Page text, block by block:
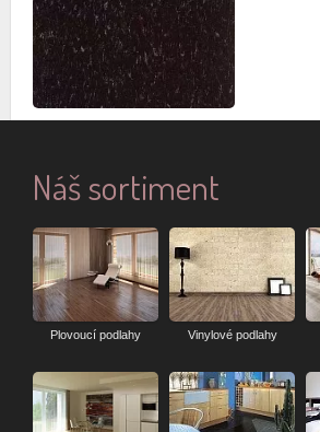
Náš sortiment
Plovoucí podlahy Vinylové podlahy